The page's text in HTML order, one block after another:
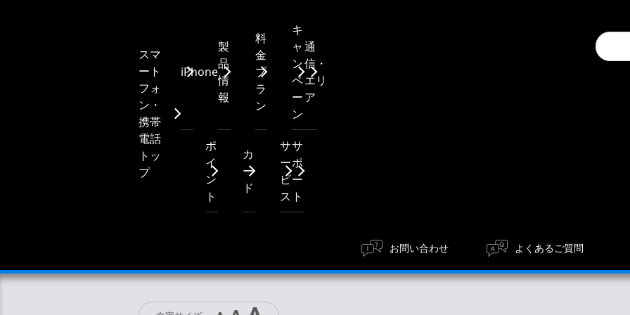
Conduct
a
search
スマ
ート
フォ
ン・
携帯
電話
トッ
プ
iPhone
製
品
情
報
料
金
プ
ラ
ン
キ
ャ
ン
ペ
ー
ン
通
信・
エリ
ア
ポ
イ
ン
ト
カ
ー
ド
サ
ー
ビ
ス
サ
ポ
ー
ト
お問い合わせ よくあるご質問